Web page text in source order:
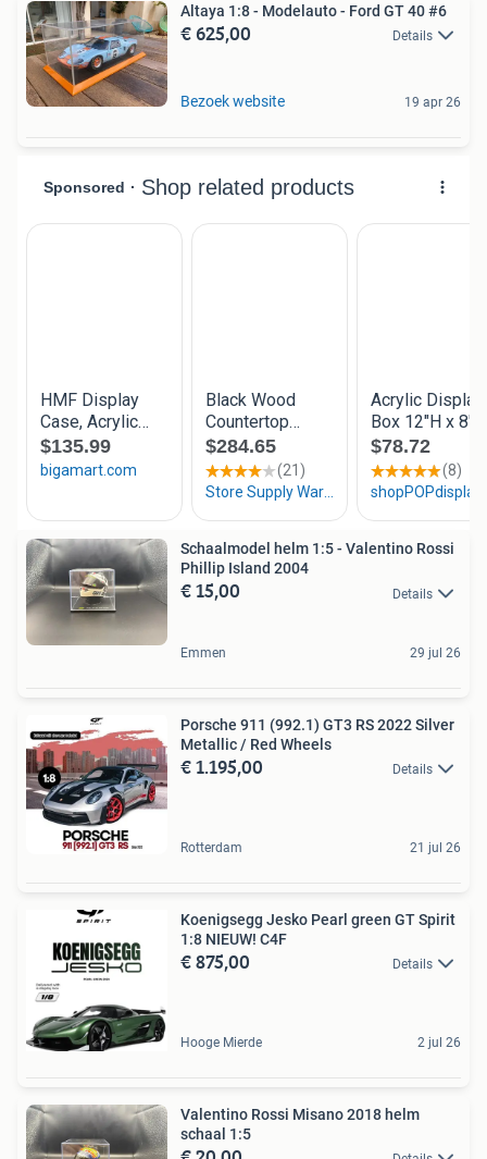
Altaya 1:8 - Modelauto - Ford GT 40 #6
€ 625,00 Details
Bezoek website 19 apr 26
Schaalmodel helm 1:5 - Valentino Rossi
Phillip Island 2004
€ 15,00 Details
Emmen 29 jul 26
Porsche 911 (992.1) GT3 RS 2022 Silver
Metallic / Red Wheels
€ 1.195,00 Details
Rotterdam 21 jul 26
Koenigsegg Jesko Pearl green GT Spirit
1:8 NIEUW! C4F
€ 875,00 Details
Hooge Mierde 2 jul 26
Valentino Rossi Misano 2018 helm
schaal 1:5